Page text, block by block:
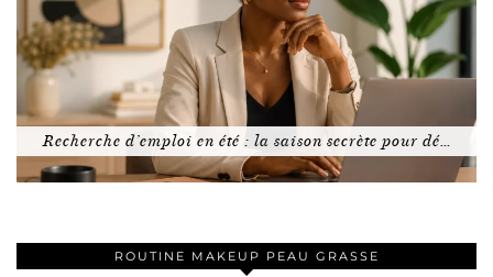
Recherche d’emploi en été : la saison secrète pour dé…
ROUTINE MAKEUP PEAU GRASSE